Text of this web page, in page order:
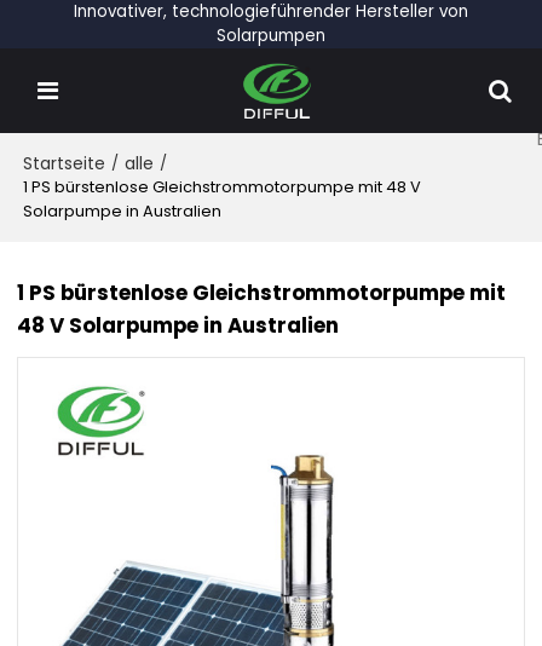
Innovativer, technologieführender Hersteller von
Solarpumpen
Startseite / alle /
1 PS bürstenlose Gleichstrommotorpumpe mit 48 V
Solarpumpe in Australien
1 PS bürstenlose Gleichstrommotorpumpe mit
48 V Solarpumpe in Australien